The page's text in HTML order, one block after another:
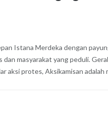
Istana Merdeka dengan
masyarakat yang peduli.
aksi protes, Aksikamisan